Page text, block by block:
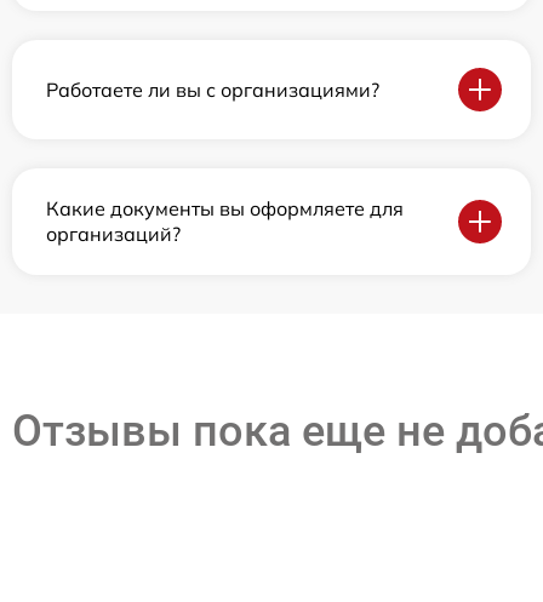
Работаете ли вы с организациями?
Какие документы вы оформляете для
организаций?
Отзывы пока еще не